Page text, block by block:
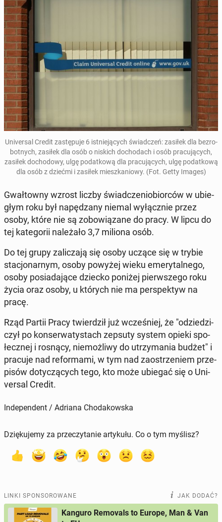
Uni­ver­sal Credit za­stę­pu­je 6 ist­nie­ją­cych świad­czeń: zasiłek dla bez­ro­
bot­nych, zasiłek dla osób o niskich do­cho­dach i osób pra­cu­ją­cych,
zasiłek do­cho­do­wy, ulgę po­dat­ko­wą dla pra­cu­ją­cych, ulgę po­dat­ko­wą
dla osób z dziećmi i zasiłek miesz­ka­nio­wy. (Fot. Getty Images)
Gwał­tow­ny wzrost liczby świad­cze­nio­bior­ców w ubie­
głym roku był na­pę­dza­ny niemal wy­łącz­nie przez
osoby, które nie są zo­bo­wią­za­ne do pracy. W lipcu do
tej ka­te­go­rii na­le­ża­ło 3,7 miliona osób.
Do tej grupy za­li­cza­ją się osoby uczące się w trybie
sta­cjo­nar­nym, osoby powyżej wieku eme­ry­tal­ne­go,
osoby po­sia­da­ją­ce dziecko poniżej pierw­sze­go roku
życia oraz osoby, u których nie ma per­spek­tyw na
pracę.
Rząd Partii Pracy twier­dził już wcze­śniej, że "odzie­dzi­
czył po kon­ser­wa­ty­stach zepsuty system opieki spo­
łecz­nej i rosnący, nie­moż­li­wy do utrzy­ma­nia budżet" i
pracuje nad re­for­ma­mi, w tym nad za­ostrze­niem prze­
pi­sów do­ty­czą­cych tego, kto może ubiegać się o Uni­
ver­sal Credit.
Independent / Adriana Chodakowska
Dziękujemy za przeczytanie artykułu. Co o tym myślisz?
LINKI SPONSOROWANE JAK DODAĆ?
Kanguro Removals to Europe, Man & Van